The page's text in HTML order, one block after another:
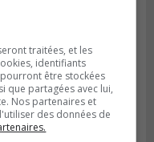
traitées, et les
identifiants
être stockées
que partagées avec lui,
Nos partenaires et
des données de